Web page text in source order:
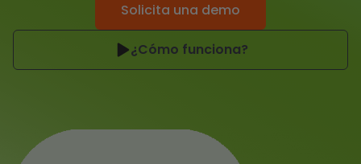
Solicita una demo
¿Cómo funciona?